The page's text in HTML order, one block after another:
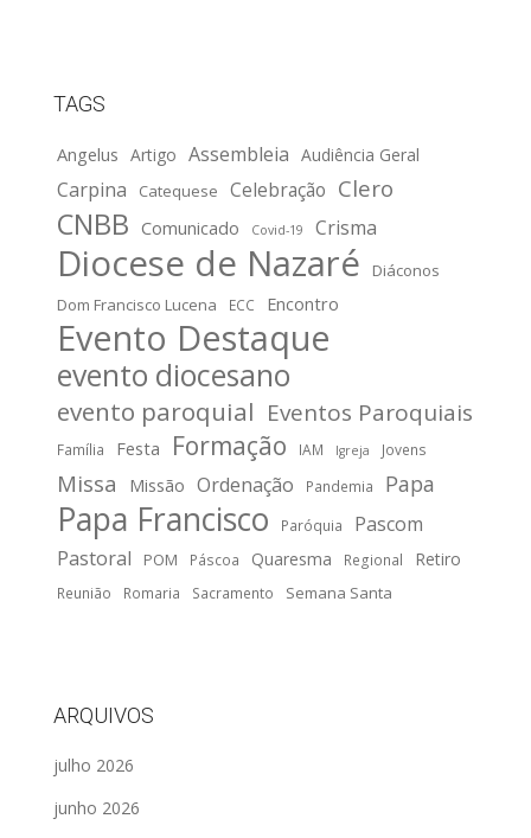
TAGS
Angelus Artigo Assembleia Audiência Geral
Carpina Catequese Celebração Clero
CNBB Comunicado Covid-19 Crisma
Diocese de Nazaré
Diáconos
Dom Francisco Lucena
ECC Encontro
Evento Destaque
evento diocesano
evento paroquial Eventos Paroquiais
Família Festa Formação IAM Igreja Jovens
Missa Missão Ordenação Pandemia Papa
Papa Francisco Paróquia
Pascom
Pastoral
POM Páscoa Quaresma Regional Retiro
Reunião Romaria Sacramento Semana Santa
ARQUIVOS
julho 2026
junho 2026